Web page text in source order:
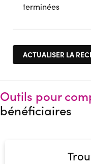
terminées
Outils pour
bénéficiaires